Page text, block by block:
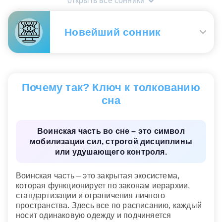
Мужчине.
субординации, лидерства и отношения к
контролю. Воинская часть может показывать как
зрелую собранность, так и усталость от роли, где
постоянно нужно соответствовать и держать
против навязанных правил.
Новейший сонник
спиртного, к раскаянию; женщине — к новым
романам с военными людьми.
Почему так? Ключ к толкованию
сна
Воинская часть во сне – это символ
мобилизации сил, строгой дисциплины
или удушающего контроля.
Воинская часть – это закрытая экосистема,
которая функционирует по законам иерархии,
стандартизации и ограничения личного
пространства. Здесь все по расписанию, каждый
носит одинаковую одежду и подчиняется